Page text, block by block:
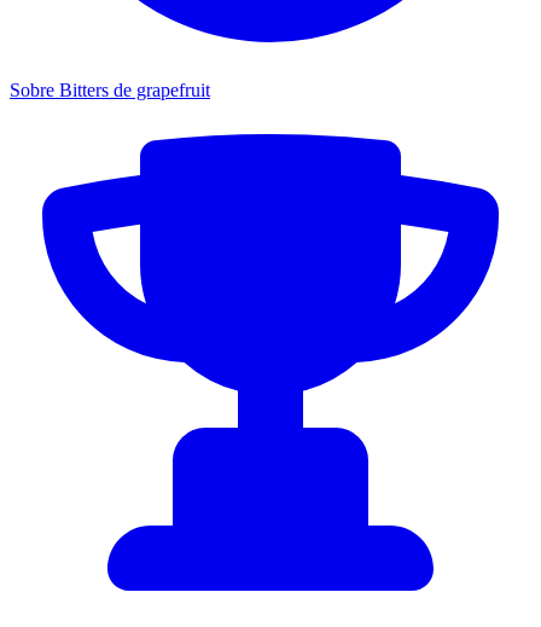
Sobre Bitters de grapefruit